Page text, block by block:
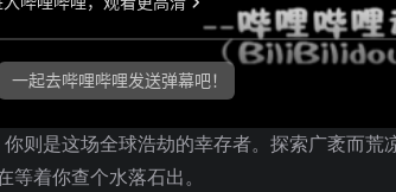
则是这场全球浩劫的幸存者。探索广袤而荒
着你查个水落石出。